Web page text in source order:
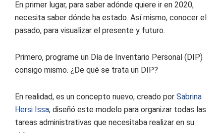
En primer lugar, para saber adónde quiere ir en 2020,
necesita saber dónde ha estado. Así mismo, conocer el
pasado, para visualizar el presente y futuro.
Primero, programe un Día de Inventario Personal (DIP)
consigo mismo. ¿De qué se trata un DIP?
En realidad, es un concepto nuevo, creado por Sabrina
Hersi Issa, diseñó este modelo para organizar todas las
tareas administrativas que necesitaba realizar en su